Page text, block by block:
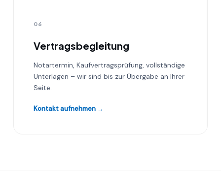
06
Vertragsbegleitung
Notartermin, Kaufvertragsprüfung, vollständige
Unterlagen – wir sind bis zur Übergabe an Ihrer
Seite.
Kontakt aufnehmen →